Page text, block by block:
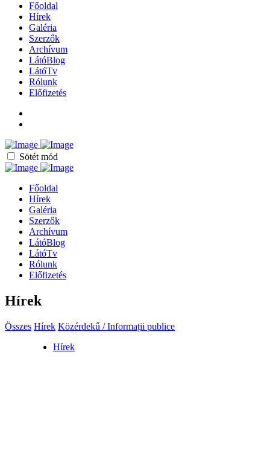
Főoldal
Hírek
Galéria
Szerzők
Archívum
LátóBlog
LátóTv
Rólunk
Előfizetés
Sötét mód
Főoldal
Hírek
Galéria
Szerzők
Archívum
LátóBlog
LátóTv
Rólunk
Előfizetés
Hírek
Összes Hírek Közérdekű / Informații publice
Hírek